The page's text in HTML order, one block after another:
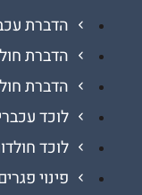
הדברת עכברים
הדברת חולדות
הדברת חולד
לוכד עכברים
לוכד חולדות
פינוי פגרים